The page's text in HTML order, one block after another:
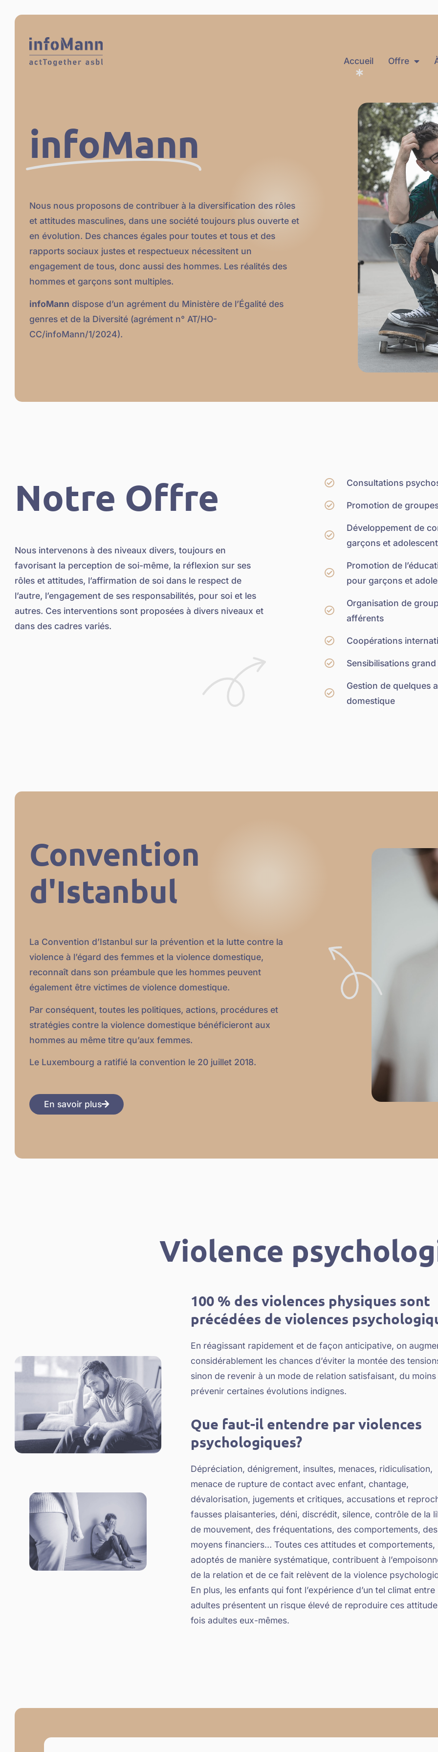
Accueil Offre
infoMann
Nous nous proposons de contribuer à la diversification des rôles
et attitudes masculines, dans une société toujours plus ouverte et
en évolution. Des chances égales pour toutes et tous et des
rapports sociaux justes et respectueux nécessitent un
engagement de tous, donc aussi des hommes. Les réalités des
hommes et garçons sont multiples.
infoMann dispose d’un agrément du Ministère de l’Égalité des
genres et de la Diversité (agrément n° AT/HO-
CC/infoMann/1/2024).
Notre Offre
Nous intervenons à des niveaux divers, toujours en
favorisant la perception de soi-même, la réflexion sur ses
rôles et attitudes, l’affirmation de soi dans le respect de
l’autre, l’engagement de ses responsabilités, pour soi et les
autres. Ces interventions sont proposées à divers niveaux et
dans des cadres variés.
Consultations
Promotion de
Développement de
garçons et
Promotion de
pour garçons et
Organisation de
afférents
Coopérations
Sensibilisations
Gestion de quelques
domestique
Convention
d'Istanbul
La Convention d’Istanbul sur la prévention et la lutte contre la
violence à l’égard des femmes et la violence domestique,
reconnaît dans son préambule que les hommes peuvent
également être victimes de violence domestique.
Par conséquent, toutes les politiques, actions, procédures et
stratégies contre la violence domestique bénéficieront aux
hommes au même titre qu’aux femmes.
Le Luxembourg a ratifié la convention le 20 juillet 2018.
En savoir plus
Violence
100 % des violences physiques sont
précédées de violences
En réagissant rapidement et de façon anticipative, on
considérablement les chances d’éviter la montée des
sinon de revenir à un mode de relation satisfaisant, du moins
prévenir certaines évolutions indignes.
Que faut-il entendre par violences
psychologiques?
Dépréciation, dénigrement, insultes, menaces, ridiculisation,
menace de rupture de contact avec enfant, chantage,
dévalorisation, jugements et critiques, accusations et
fausses plaisanteries, déni, discrédit, silence, contrôle de la
de mouvement, des fréquentations, des comportements, des
moyens financiers… Toutes ces attitudes et comportements,
adoptés de manière systématique, contribuent à
de la relation et de ce fait relèvent de la violence
En plus, les enfants qui font l’expérience d’un tel climat entre
adultes présentent un risque élevé de reproduire ces
fois adultes eux-mêmes.